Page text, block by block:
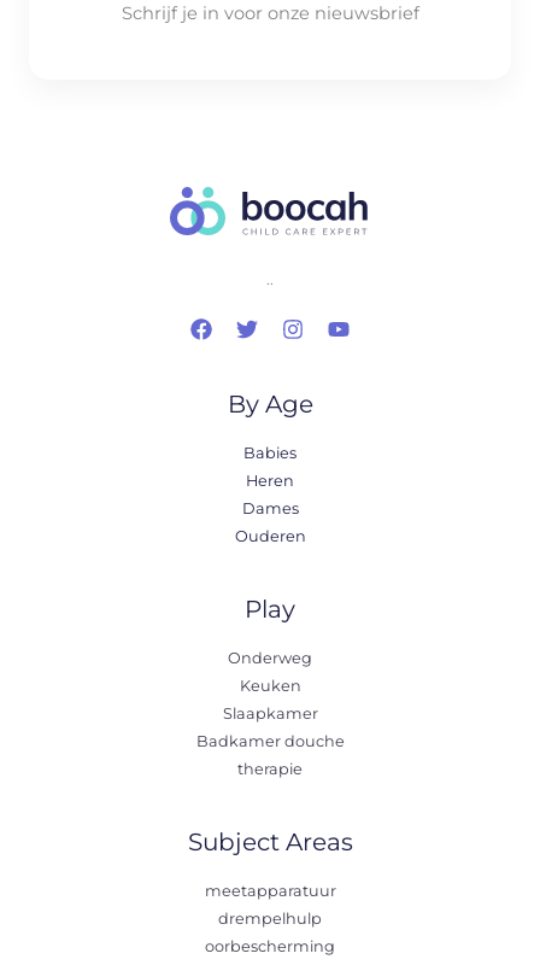
Schrijf je in voor onze nieuwsbrief
..
By Age
Babies
Heren
Dames
Ouderen
Play
Onderweg
Keuken
Slaapkamer
Badkamer douche
therapie
Subject Areas
meetapparatuur
drempelhulp
oorbescherming